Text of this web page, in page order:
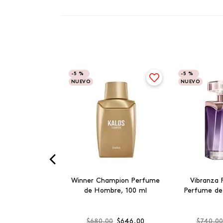
-5 %
NUEVO
Winner Champion Perfume
de Hombre, 100 ml
-5 %
NUEVO
Vibranza
Perfume